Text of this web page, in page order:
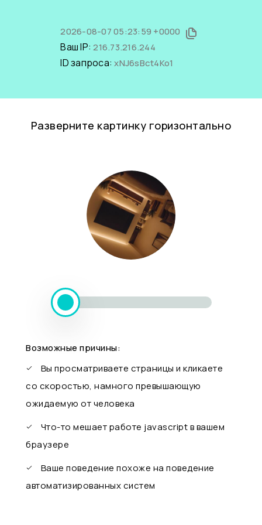
2026-08-07 05:23:59 +0000
Ваш IP:216.73.216.244
ID запроса:xNJ6sBct4Ko1
Разверните картинку горизонтально
Возможные причины:
Вы просматриваете страницы и кликаете
со скоростью, намного превышающую
ожидаемую от человека
Что-то мешает работе javascript в вашем
браузере
Ваше поведение похоже на поведение
автоматизированных систем